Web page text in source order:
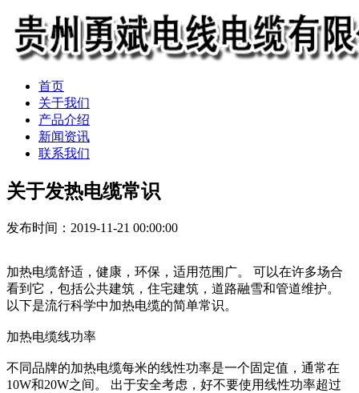
首页
关于我们
产品介绍
新闻资讯
联系我们
关于发热电缆常识
发布时间：2019-11-21 00:00:00
加热电缆舒适，健康，环保，适用范围广。 可以在许多场合
看到它，包括公共建筑，住宅建筑，道路融雪和管道维护。
以下是流行科学中加热电缆的简单常识。
加热电缆线功率
不同品牌的加热电缆每米的线性功率是一个固定值，通常在
10W和20W之间。 出于安全考虑，好不要使用线性功率超过